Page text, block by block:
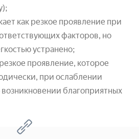
как резкое проявление при
факторов, но
устранено;
проявление, которое
при ослаблении
благоприятных